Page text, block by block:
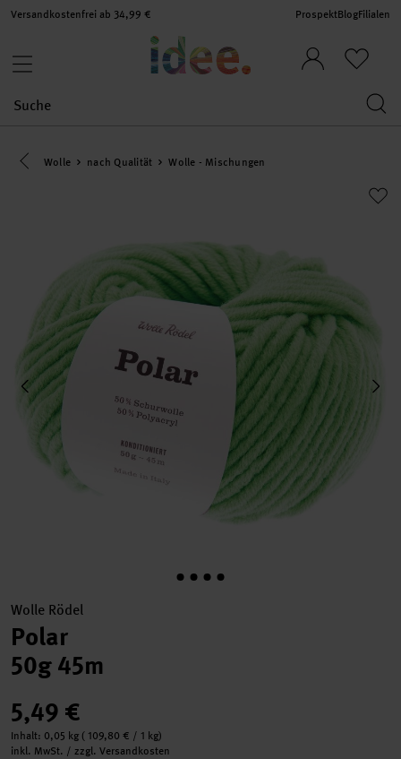
Versandkostenfrei ab 34,99 € ProspektBlogFilialen
Eine Kategorie zurück navigieren
Wolle nach Qualität Wolle - Mischungen
Wolle Rödel
Polar
50g 45m
5,49 €
Inhalt: 0,05 kg ( 109,80 € / 1 kg)
inkl. MwSt. / zzgl. Versandkosten